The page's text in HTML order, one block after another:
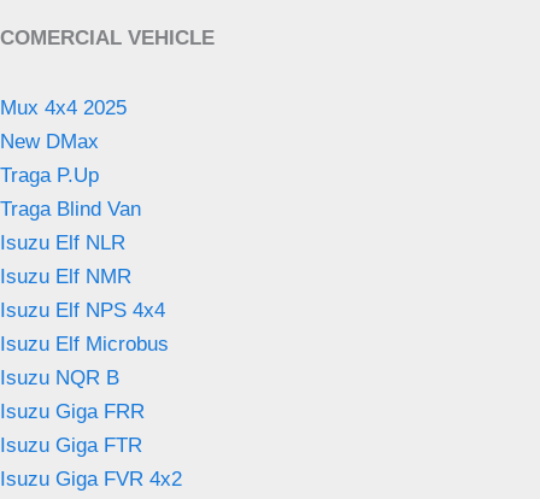
COMERCIAL VEHICLE
Mux 4x4 2025
New DMax
Traga P.Up
Traga Blind Van
Isuzu Elf NLR
Isuzu Elf NMR
Isuzu Elf NPS 4x4
Isuzu Elf Microbus
Isuzu NQR B
Isuzu Giga FRR
Isuzu Giga FTR
Isuzu Giga FVR 4x2